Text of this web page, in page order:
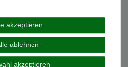
02.1107 Damen Ohrringe Silber synth.
akzeptieren
ablehnen
akzeptieren